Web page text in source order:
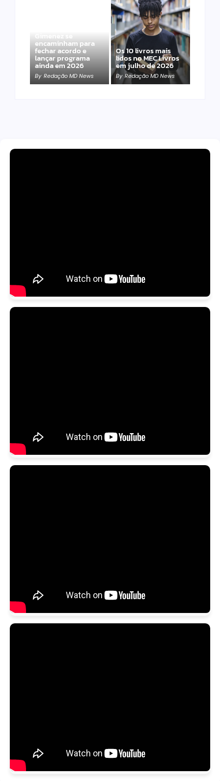
Gimenez se
encaminham para
fechar acordo e
lançar programa
ainda em 2026
By Redação MD News
Os 10 livros mais
lidos no MEC Livros
em julho de 2026
By Redação MD News